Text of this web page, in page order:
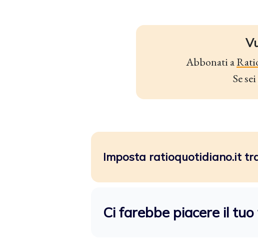
Abbonati a
Se
Imposta ratioquotidiano.it
Ci farebbe piacere il tuo